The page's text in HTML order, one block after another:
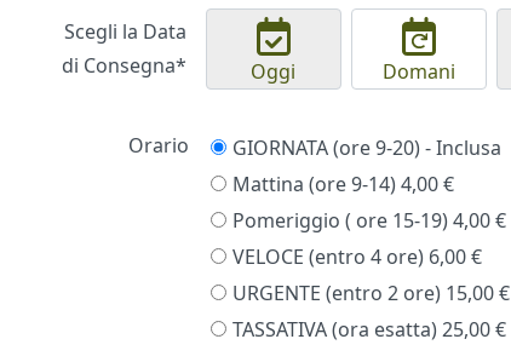
Scegli la Data
di Consegna*
Oggi Domani
Orario
GIORNATA (ore 9-20) - Inclusa
Mattina (ore 9-14)4,00 €
Pomeriggio ( ore 15-19)4,00 €
VELOCE (entro 4 ore) 6,00 €
URGENTE (entro 2 ore) 15,00 €
TASSATIVA (ora esatta)25,00 €